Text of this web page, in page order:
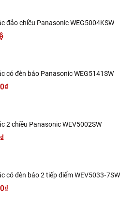
đảo chiều Panasonic WEG5004KSW
có đèn báo Panasonic WEG5141SW
2 chiều Panasonic WEV5002SW
có đèn báo 2 tiếp điểm WEV5033‑7SW